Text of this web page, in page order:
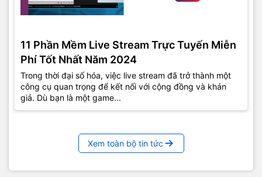
11 Phần Mềm Live Stream Trực Tuyến Miễn
Phí Tốt Nhất Năm 2024
Trong thời đại số hóa, việc live stream đã trở thành một
công cụ quan trọng để kết nối với cộng đồng và khán
giả. Dù bạn là một game...
Xem toàn bộ tin tức